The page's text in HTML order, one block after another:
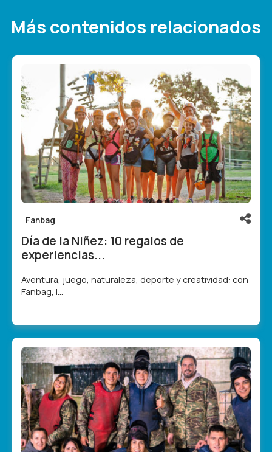
Más contenidos relacionados
Fanbag
Día de la Niñez: 10 regalos de
experiencias...
Aventura, juego, naturaleza, deporte y creatividad: con
Fanbag, l...